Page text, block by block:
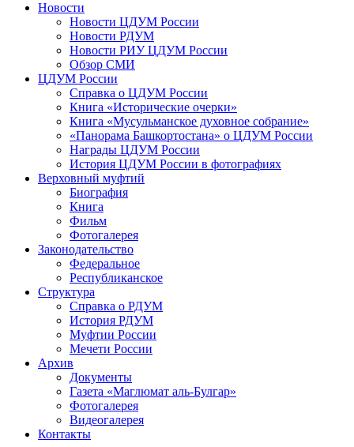
Новости
Новости ЦДУМ России
Новости РДУМ
Новости РИУ ЦДУМ России
Обзор СМИ
ЦДУМ России
Справка о ЦДУМ России
Книга «Исторические очерки»
Книга «Мусульманское духовное собрание»
«Панорама Башкортостана» о ЦДУМ России
Награды ЦДУМ России
История ЦДУМ России в фотографиях
Верховный муфтий
Биография
Книга
Фильм
Фотогалерея
Законодательство
Федеральное
Республиканское
Структура
Справка о РДУМ
История РДУМ
Муфтии России
Мечети России
Архив
Документы
Газета «Маглюмат аль-Булгар»
Фотогалерея
Видеогалерея
Контакты